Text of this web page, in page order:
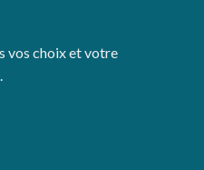
vos choix et votre